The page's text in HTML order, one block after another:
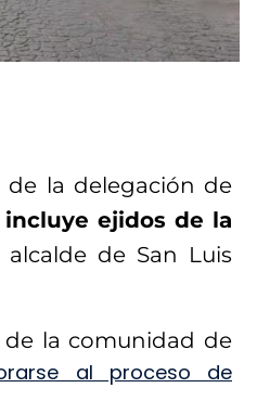
de la delegación de
incluye ejidos de la
de San Luis
de la comunidad de
al proceso de